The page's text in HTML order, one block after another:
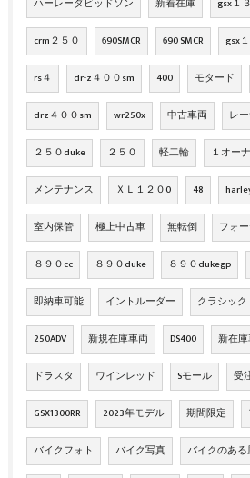
ハーレーダビッドソン 新着在庫 gsx１
crm２５０ 690SMCR 690 SMCR gsx
rs４ dr-z４００sm 400 モタード
drz４００sm wr250x 中古車両 レ
２５０duke ２５０ 軽二輪 １オー
メンテナンス ＸＬ１２０0 48
室内保管 極上中古車 無転倒 フォ
８９０cc ８９０duke ８９０dukegp
即納車可能 イントルーダー クラシック
250ADV 新規在庫車両 DS400 新在
ドラスタ ワインレッド Sモール 受
GSX1300RR 2023年モデル 期間限定
バイクフォト バイク写真 バイクのあ